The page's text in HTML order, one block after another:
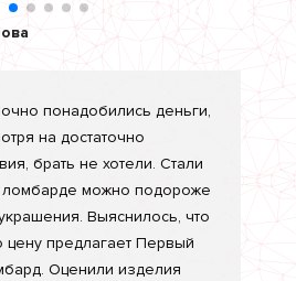
понадобились деньги,
на достаточно
брать не хотели. Стали
ломбарде можно подороже
Выяснилось, что
предлагает Первый
Оценили изделия